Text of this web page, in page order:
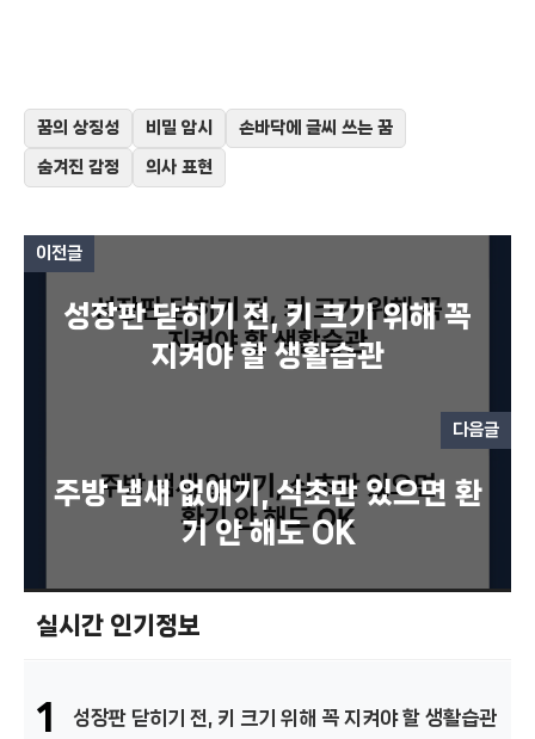
꿈의 상징성 비밀 암시 손바닥에 글씨 쓰는 꿈
숨겨진 감정 의사 표현
이전글
성장판 닫히기 전, 키 크기 위해 꼭
지켜야 할 생활습관
다음글
주방 냄새 없애기, 식초만 있으면 환
기 안 해도 OK
실시간 인기정보
1 성장판 닫히기 전, 키 크기 위해 꼭 지켜야 할 생활습관